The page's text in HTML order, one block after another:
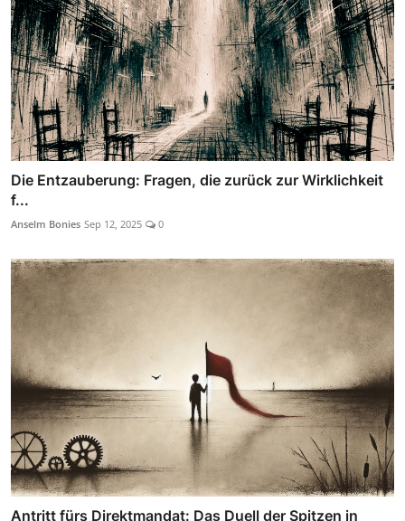
Die Entzauberung: Fragen, die zurück zur Wirklichkeit
f...
Anselm Bonies Sep 12, 2025 0
Antritt fürs Direktmandat: Das Duell der Spitzen in